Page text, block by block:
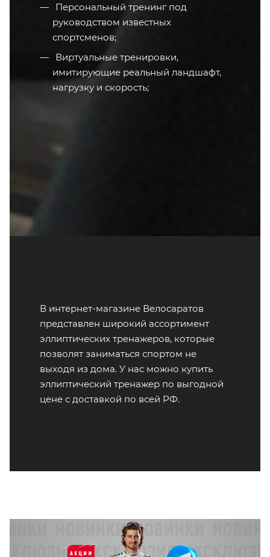
Персональный тренинг под
руководством известных
спортсменов;
Виртуальные тренировки,
имитирующие реальный ландшафт,
нагрузку и скорость;
В интернет-магазине Велосаратов
представлен широкий ассортимент
эллиптических тренажеров, которые
позволят заниматься спортом не
выходя из дома. У нас можно купить
эллиптический тренажер по выгодной
цене с доставкой по всей РФ.